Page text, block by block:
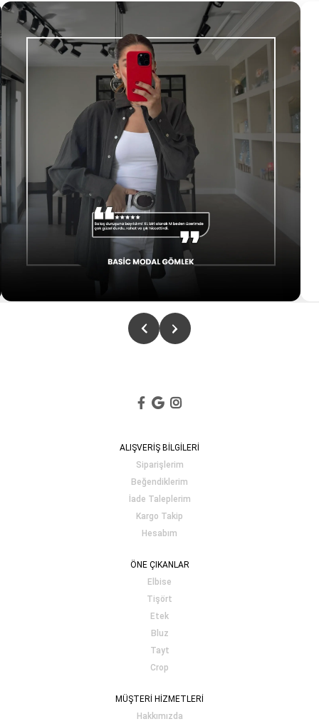
ALIŞVERİŞ BİLGİLERİ
Siparişlerim
Beğendiklerim
İade Taleplerim
Kargo Takip
Hesabım
ÖNE ÇIKANLAR
Elbise
Tişört
Etek
Bluz
Tayt
Crop
MÜŞTERİ HİZMETLERİ
Hakkımızda